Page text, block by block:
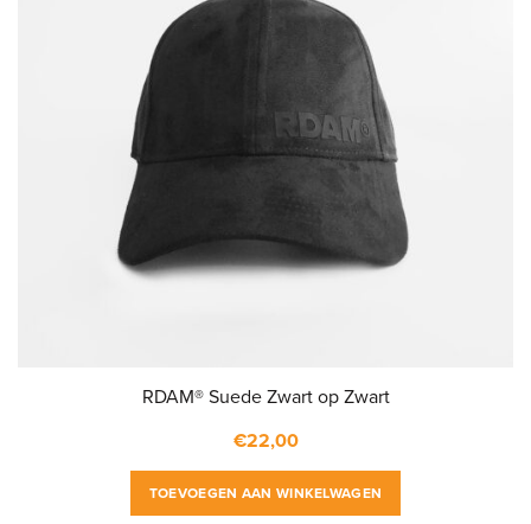
RDAM® Suede Zwart op Zwart
€22,00
TOEVOEGEN AAN WINKELWAGEN